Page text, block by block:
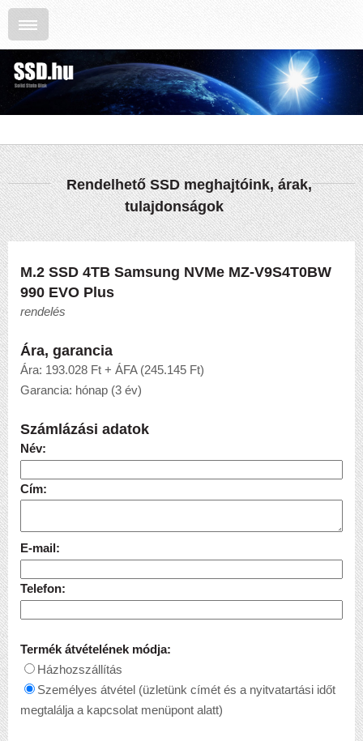
Rendelhető SSD meghajtóink, árak,
tulajdonságok
M.2 SSD 4TB Samsung NVMe MZ-V9S4T0BW
990 EVO Plus
rendelés
Ára, garancia
Ára: 193.028 Ft + ÁFA (245.145 Ft)
Garancia: hónap (3 év)
Számlázási adatok
Név:
Cím:
E-mail:
Telefon:
Termék átvételének módja:
Házhozszállítás
Személyes átvétel (üzletünk címét és a nyitvatartási időt
megtalálja a kapcsolat menüpont alatt)